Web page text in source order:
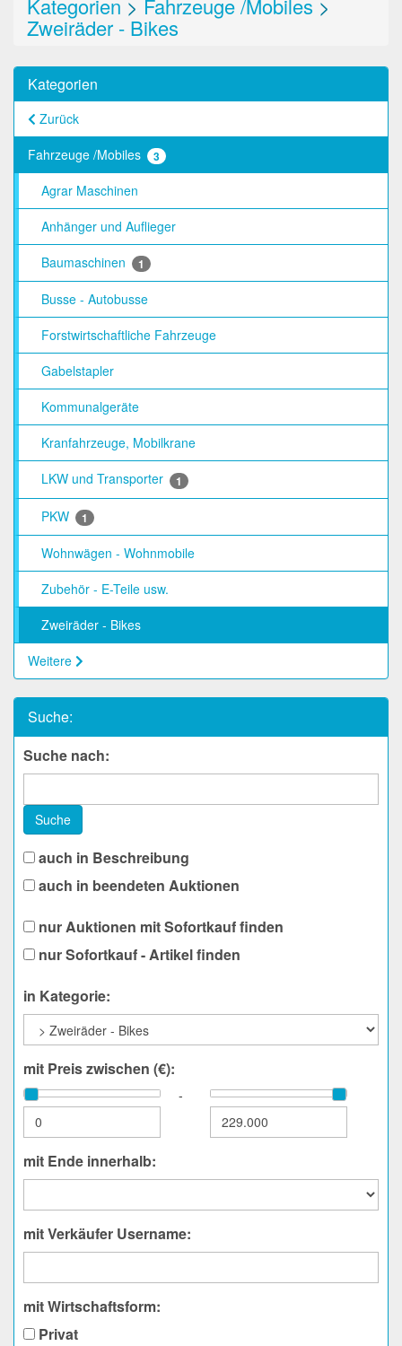
Kategorien > Fahrzeuge /Mobiles >
Zweiräder - Bikes
Kategorien
Zurück
Fahrzeuge /Mobiles
3
Agrar Maschinen
Anhänger und Auflieger
Baumaschinen
1
Busse - Autobusse
Forstwirtschaftliche Fahrzeuge
Gabelstapler
Kommunalgeräte
Kranfahrzeuge, Mobilkrane
LKW und Transporter
1
PKW 1
Wohnwägen - Wohnmobile
Zubehör - E-Teile usw.
Zweiräder - Bikes
Weitere
Suche:
Suche nach:
Suche
auch in Beschreibung
auch in beendeten Auktionen
nur Auktionen mit Sofortkauf finden
nur Sofortkauf - Artikel finden
in Kategorie:
mit Preis zwischen (€):
-
mit Ende innerhalb:
mit Verkäufer Username:
mit Wirtschaftsform:
Privat